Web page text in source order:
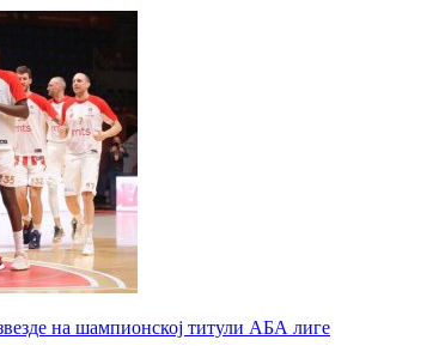
на шампионској титули АБА лиге